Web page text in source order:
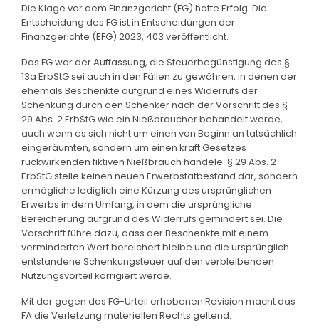
Die Klage vor dem Finanzgericht (FG) hatte Erfolg. Die
Entscheidung des FG ist in Entscheidungen der
Finanzgerichte (EFG) 2023, 403 veröffentlicht.
Das FG war der Auffassung, die Steuerbegünstigung des §
13a ErbStG sei auch in den Fällen zu gewähren, in denen der
ehemals Beschenkte aufgrund eines Widerrufs der
Schenkung durch den Schenker nach der Vorschrift des §
29 Abs. 2 ErbStG wie ein Nießbraucher behandelt werde,
auch wenn es sich nicht um einen von Beginn an tatsächlich
eingeräumten, sondern um einen kraft Gesetzes
rückwirkenden fiktiven Nießbrauch handele. § 29 Abs. 2
ErbStG stelle keinen neuen Erwerbstatbestand dar, sondern
ermögliche lediglich eine Kürzung des ursprünglichen
Erwerbs in dem Umfang, in dem die ursprüngliche
Bereicherung aufgrund des Widerrufs gemindert sei. Die
Vorschrift führe dazu, dass der Beschenkte mit einem
verminderten Wert bereichert bleibe und die ursprünglich
entstandene Schenkungsteuer auf den verbleibenden
Nutzungsvorteil korrigiert werde.
Mit der gegen das FG-Urteil erhobenen Revision macht das
FA die Verletzung materiellen Rechts geltend.